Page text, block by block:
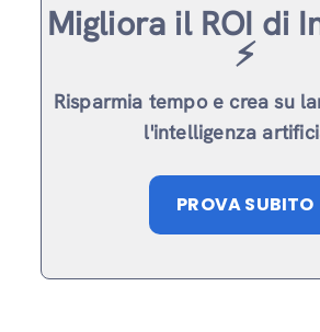
Migliora il ROI di
⚡️
Risparmia tempo e crea su
l'intelligenza
PROVA SUBITO